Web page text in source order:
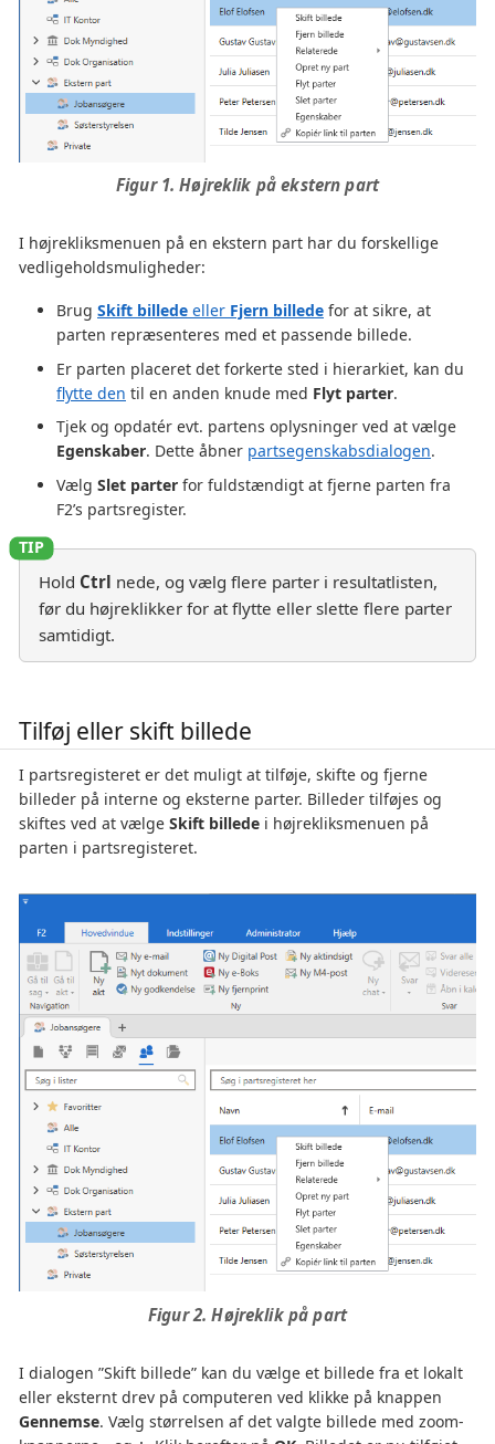
Figur 1. Højreklik på ekstern part
I højrekliksmenuen på en ekstern part har du forskellige
vedligeholdsmuligheder:
Brug Skift billede eller Fjern billede for at sikre, at
parten repræsenteres med et passende billede.
Er parten placeret det forkerte sted i hierarkiet, kan du
flytte den til en anden knude med Flyt parter.
Tjek og opdatér evt. partens oplysninger ved at vælge
Egenskaber. Dette åbner partsegenskabsdialogen.
Vælg Slet parter for fuldstændigt at fjerne parten fra
F2’s partsregister.
Hold Ctrl nede, og vælg flere parter i resultatlisten,
før du højreklikker for at flytte eller slette flere parter
samtidigt.
Tilføj eller skift billede
I partsregisteret er det muligt at tilføje, skifte og fjerne
billeder på interne og eksterne parter. Billeder tilføjes og
skiftes ved at vælge Skift billede i højrekliksmenuen på
parten i partsregisteret.
Figur 2. Højreklik på part
I dialogen ”Skift billede” kan du vælge et billede fra et lokalt
eller eksternt drev på computeren ved klikke på knappen
Gennemse. Vælg størrelsen af det valgte billede med zoom-